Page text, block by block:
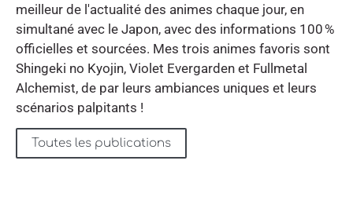
meilleur de l'actualité des animes chaque jour, en
simultané avec le Japon, avec des informations 100 %
officielles et sourcées. Mes trois animes favoris sont
Shingeki no Kyojin, Violet Evergarden et Fullmetal
Alchemist, de par leurs ambiances uniques et leurs
scénarios palpitants !
Toutes les publications